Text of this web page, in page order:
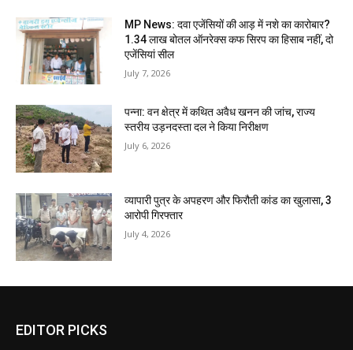
MP News: दवा एजेंसियों की आड़ में नशे का कारोबार?
1.34 लाख बोतल ऑनरेक्स कफ सिरप का हिसाब नहीं, दो
एजेंसियां सील
July 7, 2026
पन्ना: वन क्षेत्र में कथित अवैध खनन की जांच, राज्य
स्तरीय उड़नदस्ता दल ने किया निरीक्षण
July 6, 2026
व्यापारी पुत्र के अपहरण और फिरौती कांड का खुलासा, 3
आरोपी गिरफ्तार
July 4, 2026
EDITOR PICKS